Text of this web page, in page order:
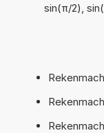
sin(π/2),